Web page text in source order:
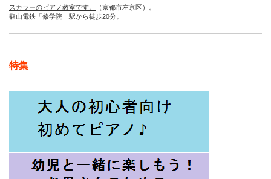
スカラーのピアノ教室です。
（京都市左京区）。
叡山電鉄「修学院」駅から徒歩20分。
特集